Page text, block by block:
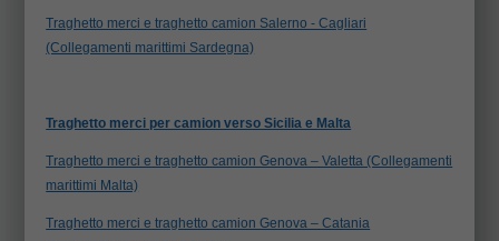
Traghetto merci e traghetto camion Salerno - Cagliari
(Collegamenti marittimi Sardegna)
Traghetto merci per camion verso Sicilia e Malta
Traghetto merci e traghetto camion Genova – Valetta (Collegamenti
marittimi Malta)
Traghetto merci e traghetto camion Genova – Catania